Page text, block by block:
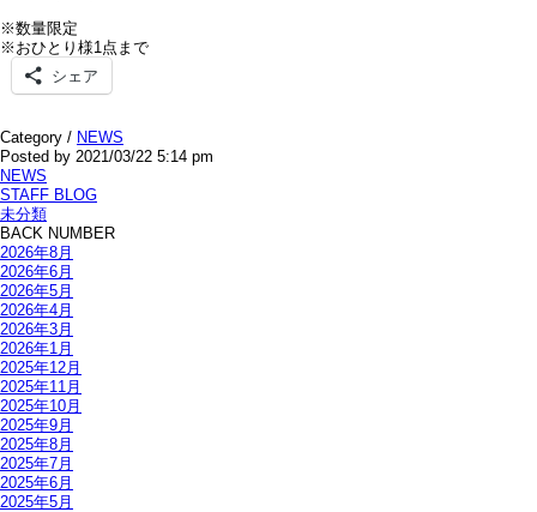
※数量限定
※おひとり様1点まで
シェア
Category / NEWS
Posted by 2021/03/22 5:14 pm
NEWS
STAFF BLOG
未分類
BACK NUMBER
2026年8月
2026年6月
2026年5月
2026年4月
2026年3月
2026年1月
2025年12月
2025年11月
2025年10月
2025年9月
2025年8月
2025年7月
2025年6月
2025年5月